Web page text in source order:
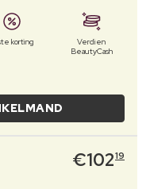
korting
Verdien
BeautyCash
€10219